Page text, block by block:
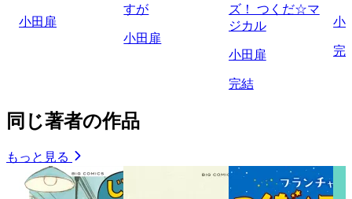
小田扉
すが
小田扉
ズ！ つくだ☆マ
ジカル
小田扉
完結
小
完
同じ著者の作品
もっと見る